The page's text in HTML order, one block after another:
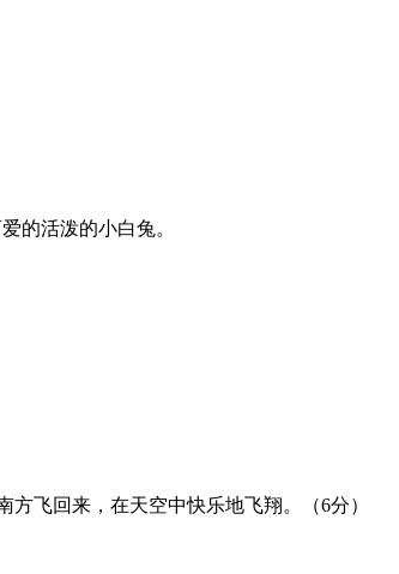
爱的活泼的小白兔。
南方飞回来，在天空中快乐地飞翔。（6分）